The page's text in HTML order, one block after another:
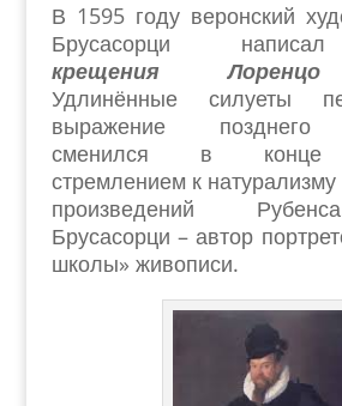
В 1595 году веронский
Брусасорци
крещения
Удлинённые силуеты
выражение позднего
сменился в конце
стремлением к
произведений
Брусасорци – автор
школы» живописи.